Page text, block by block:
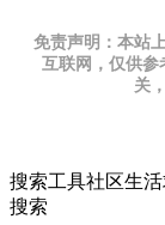
免责声明：本站
互联网，仅供参
关
搜索工具社区生活
搜索